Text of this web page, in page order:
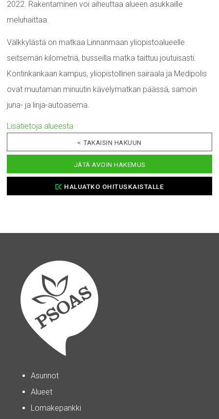
2022. Rakentaminen voi aiheuttaa alueen asukkaille
meluhaittaa.
Välkkylästä on matkaa Linnanmaan yliopistoalueelle
seitsemän kilometriä, busseilla matka taittuu joutuisasti.
Kontinkankaan kampus, yliopistollinen sairaala ja Medipolis
ovat muutaman minuutin kävelymatkan päässä, samoin
juna- ja linja-autoasema.
Lisätietoja alueesta
< TAKAISIN HAKUUN
JÄTÄ AVOIN HAKEMUS
HALUATKO OHITUSKAISTALLE
Asunnot
Alueet
Lomakepankki